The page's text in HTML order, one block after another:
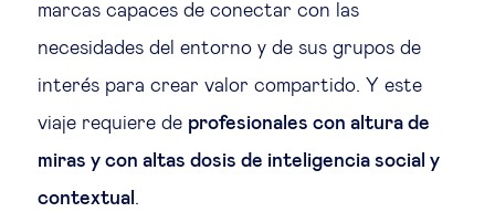
marcas capaces de conectar con las
necesidades del entorno y de sus grupos de
interés para crear valor compartido. Y este
viaje requiere de profesionales con altura de
miras y con altas dosis de inteligencia social y
contextual .